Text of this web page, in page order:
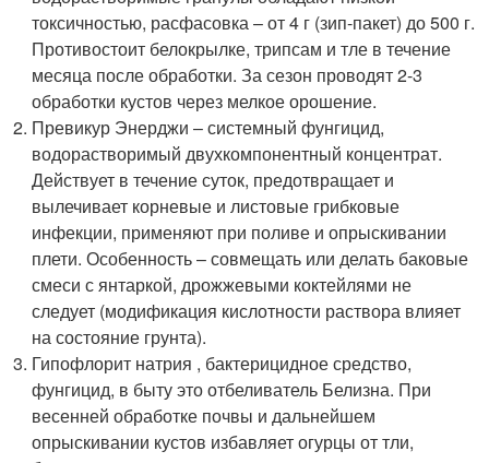
токсичностью, расфасовка – от 4 г (зип-пакет) до 500 г.
Противостоит белокрылке, трипсам и тле в течение
месяца после обработки. За сезон проводят 2-3
обработки кустов через мелкое орошение.
Превикур Энерджи – системный фунгицид,
водорастворимый двухкомпонентный концентрат.
Действует в течение суток, предотвращает и
вылечивает корневые и листовые грибковые
инфекции, применяют при поливе и опрыскивании
плети. Особенность – совмещать или делать баковые
смеси с янтаркой, дрожжевыми коктейлями не
следует (модификация кислотности раствора влияет
на состояние грунта).
Гипофлорит натрия , бактерицидное средство,
фунгицид, в быту это отбеливатель Белизна. При
весенней обработке почвы и дальнейшем
опрыскивании кустов избавляет огурцы от тли,